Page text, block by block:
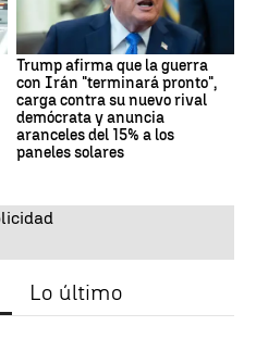
Trump afirma que la guerra
con Irán "terminará pronto",
carga contra su nuevo rival
demócrata y anuncia
aranceles del 15% a los
paneles solares
Lo último